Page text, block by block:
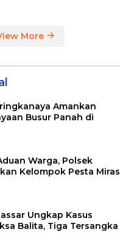
More
Amankan
Busur Panah di
Warga, Polsek
Kelompok Pesta Miras
Ungkap Kasus
Balita, Tiga Tersangka